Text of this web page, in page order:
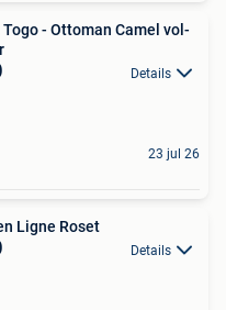
- Ottoman Camel vol-
Details
23 jul 26
Ligne Roset
Details